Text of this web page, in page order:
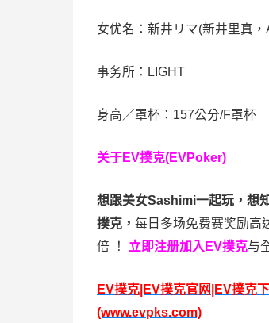
女优名：新井リマ(新井里真
事务所：LIGHT
身高／罩杯：157公分/F罩杯
关于EV撲克(EVPoker)
想跟美女Sashimi一起玩， 想
撲克， 每日多场免费赛奖励高
倍
！ 立即注册加入EV撲克与
EV撲克|EV撲克官网|EV撲克
(www.evpks.com)